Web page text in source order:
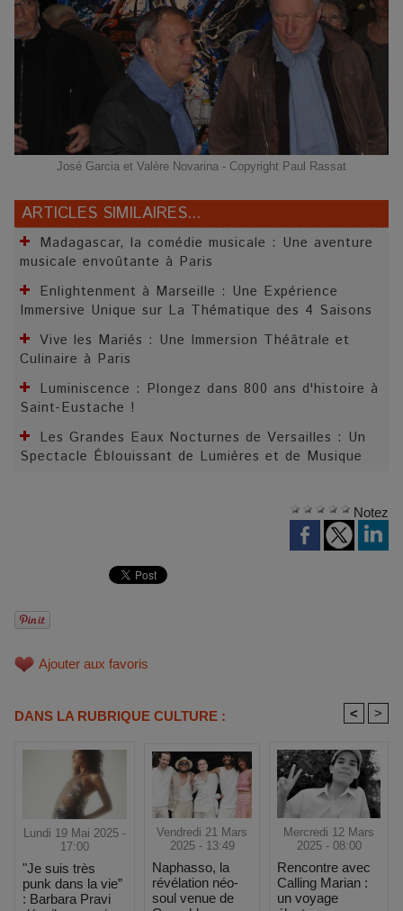
José Garcia et Valère Novarina - Copyright Paul Rassat
ARTICLES SIMILAIRES...
Madagascar, la comédie musicale : Une aventure
musicale envoûtante à Paris
Enlightenment à Marseille : Une Expérience
Immersive Unique sur La Thématique des 4 Saisons
Vive les Mariés : Une Immersion Théâtrale et
Culinaire à Paris
Luminiscence : Plongez dans 800 ans d'histoire à
Saint-Eustache !
Les Grandes Eaux Nocturnes de Versailles : Un
Spectacle Éblouissant de Lumières et de Musique
Notez
Ajouter aux favoris
DANS LA RUBRIQUE CULTURE : < >
Lundi 19 Mai 2025 -
17:00
"Je suis très
punk dans la vie”
: Barbara Pravi
Vendredi 21 Mars
2025 - 13:49
Naphasso, la
révélation néo-
soul venue de
Mercredi 12 Mars
2025 - 08:00
Rencontre avec
Calling Marian :
un voyage